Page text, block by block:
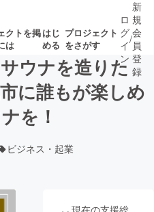
クトを掲
は
はじ
める
プロジェクト
をさがす
ロ募集終了が近いプ
ロジェクト
ロ
グ
イ
ン
/
新
規
会
員
登
録
ウナを造りた
に誰もが楽しめ
を！
ビジネス・起業
現在の支援総